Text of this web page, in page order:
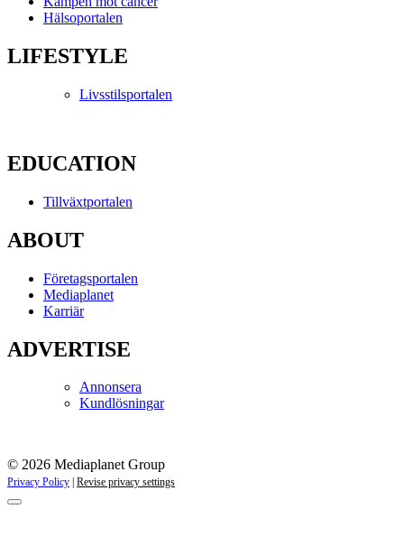
Hälsoportalen
LIFESTYLE
Livsstilsportalen
EDUCATION
Tillväxtportalen
ABOUT
Företagsportalen
Mediaplanet
Karriär
ADVERTISE
Annonsera
Kundlösningar
© 2026 Mediaplanet Group
Privacy Policy Revise privacy settings